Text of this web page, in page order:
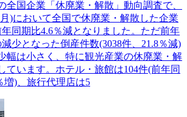
全国企業「休廃業・解散」動向調査で、
)において全国で休廃業・解散した企業
年同期比4.6％減となりました。ただ前年
少となった倒産件数(3038件、21.8％減)
幅は小さく、特に観光産業の休廃業・解
ています。ホテル・旅館は104件(前年同
増)、旅行代理店は5